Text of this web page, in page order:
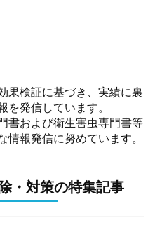
果検証に基づき、実績に裏
発信しています。
書および衛生害虫専門書等
報発信に努めています。
・対策の特集記事